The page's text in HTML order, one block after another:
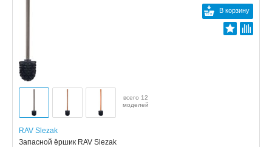
В корзину
всего 12
моделей
RAV Slezak
Запасной ёршик RAV Slezak